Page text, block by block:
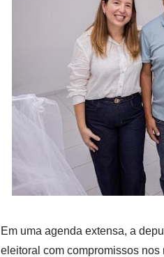
Em uma agenda extensa, a
eleitoral com compromissos